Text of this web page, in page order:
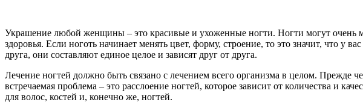
Украшение любой женщины – это красивые и ухоженные ногти. Ногти могут очень
здоровья. Если ноготь начинает менять цвет, форму, строение, то это значит, что у
друга, они составляют единое целое и зависят друг от друга.
Лечение ногтей должно быть связано с лечением всего организма в целом. Прежде
встречаемая проблема – это расслоение ногтей, которое зависит от количества и
для волос, костей и, конечно же, ногтей.